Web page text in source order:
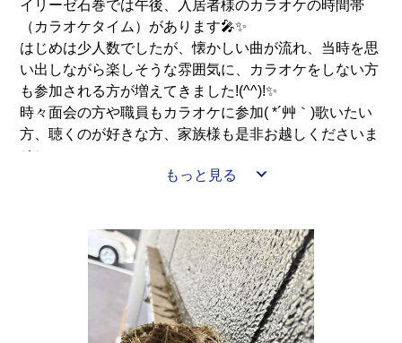
イリーゼ石巻では午後、入居者様のカラオケの時間帯
（カラオケタイム）があります🎤✨
はじめは少人数でしたが、懐かしい曲が流れ、当時を思
い出しながら楽しそうな雰囲気に、カラオケをしない方
も参加される方が増えてきました!(^^)!✨
時々面会の方や職員もカラオケに参加( *´艸｀)歌いたい
方、聴くのが好きな方、家族様も是非お越しくださいま
せ✨
もっと見る